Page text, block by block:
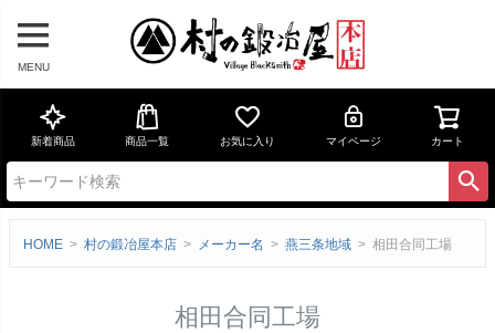
MENU
新着商品 商品一覧 お気に入り マイページ カート
HOME 村の鍛冶屋本店 メーカー名 燕三条地域 相田合同工場
相田合同工場